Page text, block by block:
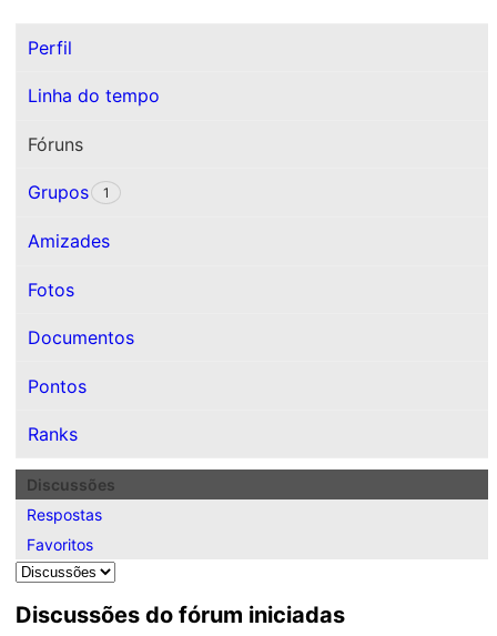
Perfil
Linha do tempo
Fóruns
Grupos 1
Amizades
Fotos
Documentos
Pontos
Ranks
Discussões
Respostas
Favoritos
Discussões do fórum iniciadas